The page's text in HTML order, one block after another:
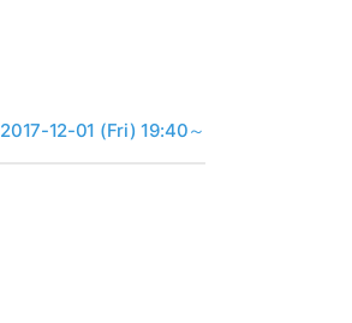
2017-12-01 (Fri) 19:40～